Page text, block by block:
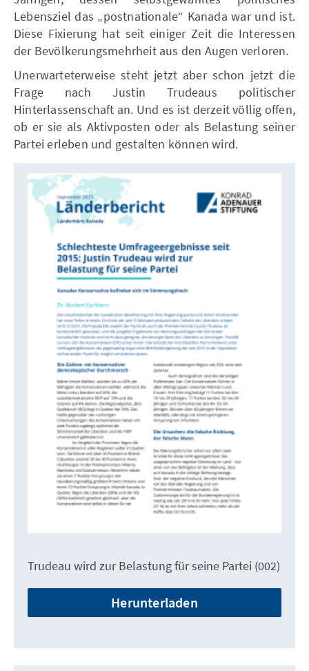
Lebensziel das „postnationale“ Kanada war und ist.
Diese Fixierung hat seit einiger Zeit die Interessen
der Bevölkerungsmehrheit aus den Augen verloren.
Unerwarteterweise steht jetzt aber schon jetzt die
Frage nach Justin Trudeaus politischer
Hinterlassenschaft an. Und es ist derzeit völlig offen,
ob er sie als Aktivposten oder als Belastung seiner
Partei erleben und gestalten können wird.
Trudeau wird zur Belastung für seine Partei (002)
Herunterladen